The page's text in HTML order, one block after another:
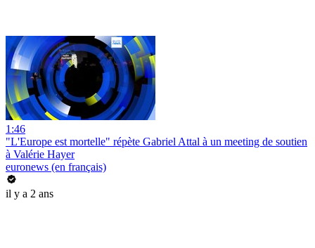
1:46
"L'Europe est mortelle" répète Gabriel Attal à un meeting de soutien
à Valérie Hayer
euronews (en français)
il y a 2 ans